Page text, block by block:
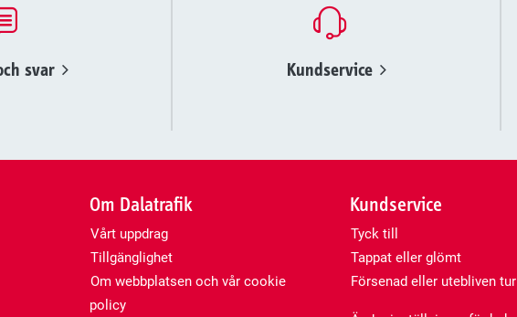
svar Kundservice
Om Dalatrafik
Vårt uppdrag
Tillgänglighet
Om webbplatsen och vår cookie
policy
Kundservice
Tyck till
Tappat eller glömt
Försenad eller utebliven tur